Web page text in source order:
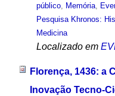
público, Memória,
Pesquisa Khronos:
Medicina
Localizado em
Florença, 1436: a
Inovação Tecno-